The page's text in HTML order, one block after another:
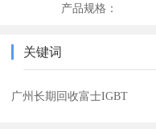
产品规格：
关键词
广州长期回收富士IGBT